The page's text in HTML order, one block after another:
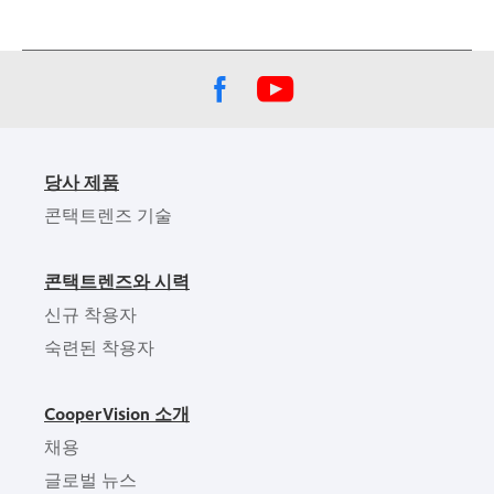
당사 제품
콘택트렌즈 기술
콘택트렌즈와 시력
신규 착용자
숙련된 착용자
CooperVision 소개
채용
글로벌 뉴스